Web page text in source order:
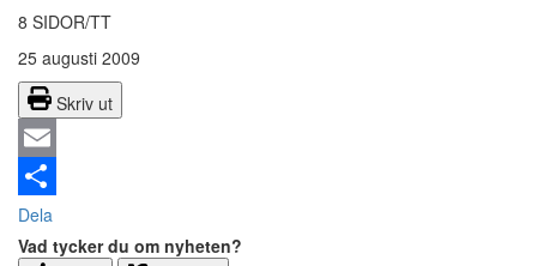
8 SIDOR/TT
25 augusti 2009
Skriv ut
Email
Dela
Vad tycker du om nyheten?